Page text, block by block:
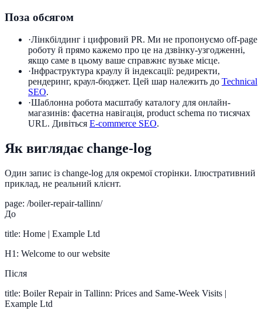
Поза обсягом
·Лінкбілдинг і цифровий PR. Ми не пропонуємо off-page
роботу й прямо кажемо про це на дзвінку-узгодженні,
якщо саме в цьому ваше справжнє вузьке місце.
·Інфраструктура краулу й індексації: редиректи,
рендеринг, краул-бюджет. Цей шар належить до Technical
SEO.
·Шаблонна робота масштабу каталогу для онлайн-
магазинів: фасетна навігація, product schema по тисячах
URL. Дивіться E-commerce SEO.
Як виглядає change-log
Один запис із change-log для окремої сторінки. Ілюстративний
приклад, не реальний клієнт.
page: /boiler-repair-tallinn/
До
title: Home | Example Ltd
H1: Welcome to our website
Після
title: Boiler Repair in Tallinn: Prices and Same-Week Visits |
Example Ltd